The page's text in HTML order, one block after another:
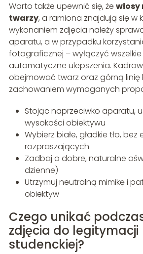
Warto także upewnić się, że
twarzy, a ramiona znajdują się w
wykonaniem zdjęcia należy
aparatu, a w przypadku
fotograficznej – wyłączyć wszelkie
automatyczne ulepszenia.
obejmować twarz oraz górną linię
zachowaniem wymaganych
Stojąc naprzeciwko aparatu,
wysokości obiektywu
Wybierz białe, gładkie tło,
rozpraszających
Zadbaj o dobre, naturalne
dzienne)
Utrzymuj neutralną mimikę i
obiektyw
Czego unikać
zdjęcia do legitymacji
studenckiej?